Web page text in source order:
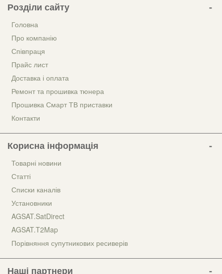
Розділи сайту
Головна
Про компанію
Співпраця
Прайс лист
Доставка і оплата
Ремонт та прошивка тюнера
Прошивка Смарт ТВ приставки
Контакти
Корисна інформація
Товарні новини
Статті
Списки каналів
Установники
AGSAT.SatDirect
AGSAT.T2Map
Порівняння супутникових ресиверів
Наші партнери